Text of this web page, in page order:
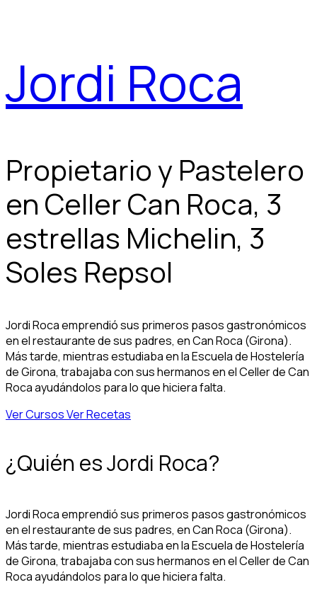
Jordi Roca
Propietario y Pastelero
en Celler Can Roca, 3
estrellas Michelin, 3
Soles Repsol
Jordi Roca emprendió sus primeros pasos gastronómicos
en el restaurante de sus padres, en Can Roca (Girona).
Más tarde, mientras estudiaba en la Escuela de Hostelería
de Girona, trabajaba con sus hermanos en el Celler de Can
Roca ayudándolos para lo que hiciera falta.
Ver CursosVer Recetas
¿Quién es Jordi Roca?
Jordi Roca emprendió sus primeros pasos gastronómicos
en el restaurante de sus padres, en Can Roca (Girona).
Más tarde, mientras estudiaba en la Escuela de Hostelería
de Girona, trabajaba con sus hermanos en el Celler de Can
Roca ayudándolos para lo que hiciera falta.